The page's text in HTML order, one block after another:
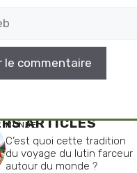
ARTICLES
MONDE
C’est quoi cette tradition
du voyage du lutin farceur
autour du monde ?